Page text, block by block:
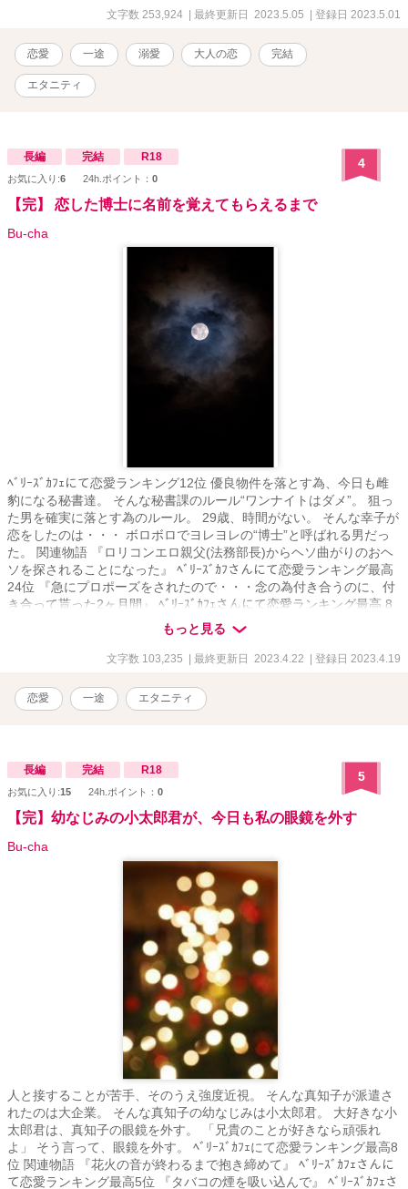
17位 『FUJIメゾン・ビビ～インターフォンを鳴らして～』 ﾍﾞﾘｰｽﾞｶﾌ
ｽﾞｶﾌｪさんにて恋愛部門ランキング最高 12位 エブリスタさんにて恋
愛トレンドランキング最高2位 『ムラムラムラムラモヤモヤモヤモヤ
今日も秘書は止まらない』 エブリスタさんにて恋愛トレンドランキ
ング最高32位 『女社長紅葉(32)の雷は稲妻を光らせる』 ﾍﾞﾘｰｽﾞｶﾌｪ
先に読んでも楽しめるかと思います。 伏線のようなものを回収して
いく物語ばかりなので、途中まではよく分からない内容となってお
ります。 物語が進むにつれてその意味が分かっていくかと思いま
す。
文字数 253,924 | 最終更新日 2023.5.05 | 登録日 2023.5.01
恋愛 一途 溺愛 大人の恋 完結
エタニティ
長編 完結 R18
お気に入り:6 24h.ポイント： 0
4
【完】 恋した博士に名前を覚えてもらえるまで
Bu-cha
ﾍﾞﾘｰｽﾞｶﾌｪにて恋愛ランキング12位 優良物件を落とす為、今日も雌
豹になる秘書達。 そんな秘書課のルール“ワンナイトはダメ”。 狙っ
た男を確実に落とす為のルール。 29歳、時間がない。 そんな幸子が
恋をしたのは・・・ ボロボロでヨレヨレの“博士”と呼ばれる男だっ
た。 関連物語 『ロリコンエロ親父(法務部長)からヘソ曲がりのおヘ
ソを探されることになった』 ﾍﾞﾘｰｽﾞｶﾌさんにて恋愛ランキング最高
24位 『急にプロポーズをされたので・・・念の為付き合うのに、付
き合って貰った2ヶ月間』 ﾍﾞﾘｰｽﾞｶﾌｪさんにて恋愛ランキング最高 8
位 『交際0日で結婚！指輪ゲットを目指しラスボスを攻略してゲーム
をクリア』 ﾍﾞﾘｰｽﾞｶﾌｪさんにて恋愛ランキング最高13位 『タバコの
煙を吸い込んで』 エブリスタさんにて恋愛トレンドランキング最高5
でも楽しめるかと思います。 伏線のようなものを回収していく物語
ばかりなので、途中まではよく分からない内容となっております。
もっと見る
文字数 103,235 | 最終更新日 2023.4.22 | 登録日 2023.4.19
恋愛 一途 エタニティ
長編 完結 R18
お気に入り:15 24h.ポイント： 0
5
【完】幼なじみの小太郎君が、今日も私の眼鏡を外す
Bu-cha
人と接することが苦手、そのうえ強度近視。 そんな真知子が派遣さ
れたのは大企業。 そんな真知子の幼なじみは小太郎君。 大好きな小
太郎君は、真知子の眼鏡を外す。 「兄貴のことが好きなら頑張れ
よ」 そう言って、眼鏡を外す。 ﾍﾞﾘｰｽﾞｶﾌｪにて恋愛ランキング最高8
位 関連物語 『花火の音が終わるまで抱き締めて』 ﾍﾞﾘｰｽﾞｶﾌｪさんに
て恋愛ランキング最高5位 『タバコの煙を吸い込んで』 ﾍﾞﾘｰｽﾞｶﾌｪさ